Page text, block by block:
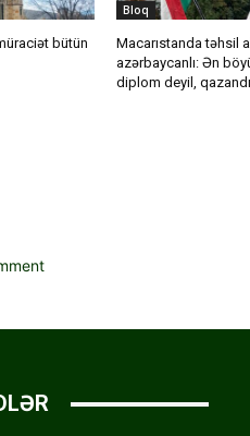
bütün
Bloq
Macarıstanda təhsil
azərbaycanlı: Ən
diplom deyil,